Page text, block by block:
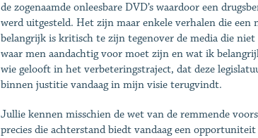
de zogenaamde onleesbare DVD’s waardoor een
werd uitgesteld. Het zijn maar enkele verhalen die
belangrijk is kritisch te zijn tegenover de media die
waar men aandachtig voor moet zijn en wat ik
wie gelooft in het verbeteringstraject, dat deze
binnen justitie vandaag in mijn visie terugvindt.
Jullie kennen misschien de wet van de remmende
precies die achterstand biedt vandaag een